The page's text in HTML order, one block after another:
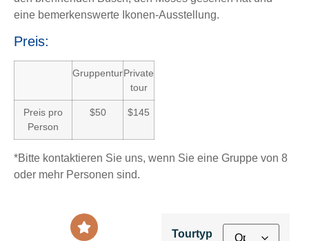
eine bemerkenswerte Ikonen-Ausstellung.
Preis:
GruppenturPrivate
tour
Preis pro
Person
$50 $145
*Bitte kontaktieren Sie uns, wenn Sie eine Gruppe von 8
oder mehr Personen sind.
Tourtyp